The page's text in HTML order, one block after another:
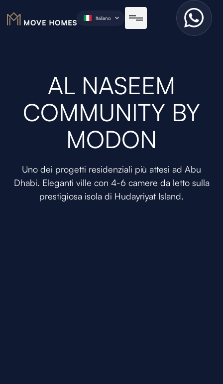
Italiano
AL NASEEM
COMMUNITY BY
MODON
Uno dei progetti residenziali più attesi ad Abu
Dhabi. Eleganti ville con 4-6 camere da letto sulla
prestigiosa isola di Hudayriyat Island.